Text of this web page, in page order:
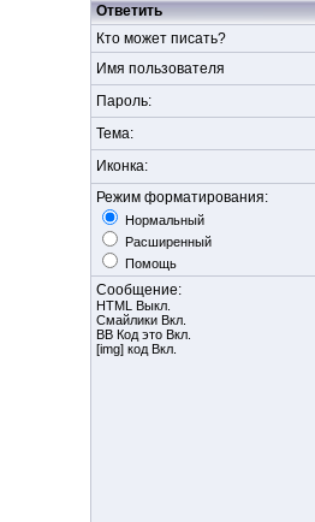
Ответить
Кто может писать?
Имя пользователя
Пароль:
Тема:
Иконка:
Режим форматирования:
Нормальный
Расширенный
Помощь
Сообщение:
HTML Выкл.
Смайлики Вкл.
BB Кодэто Вкл.
[img] код Вкл.